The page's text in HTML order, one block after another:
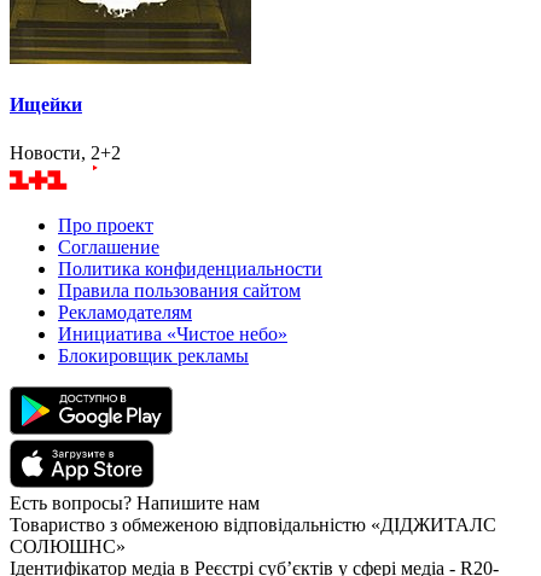
Ищейки
Новости, 2+2
Про проект
Соглашение
Политика конфиденциальности
Правила пользования сайтом
Рекламодателям
Инициатива «Чистое небо»
Блокировщик рекламы
Есть вопросы? Напишите нам
Товариство з обмеженою відповідальністю «ДІДЖИТАЛС
СОЛЮШНС»
Ідентифікатор медіа в Реєстрі суб’єктів у сфері медіа - R20-